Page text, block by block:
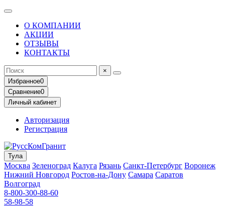
О КОМПАНИИ
АКЦИИ
ОТЗЫВЫ
КОНТАКТЫ
×
Избранное0
Сравнение0
Личный кабинет
Авторизация
Регистрация
Тула
Москва Зеленоград Калуга Рязань Санкт-Петербург Воронеж
Нижний Новгород Ростов-на-Дону Самара Саратов
Волгоград
8-800-300-88-60
58-98-58